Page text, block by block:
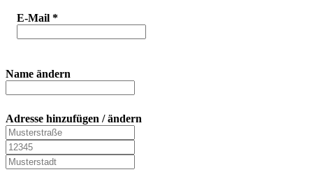
E-Mail *
Name ändern
Adresse hinzufügen / ändern